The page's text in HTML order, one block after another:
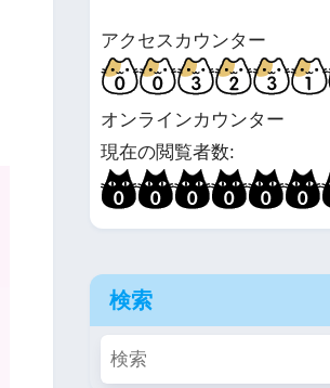
アクセスカウンター
オンラインカウンター
現在の閲覧者数:
検索